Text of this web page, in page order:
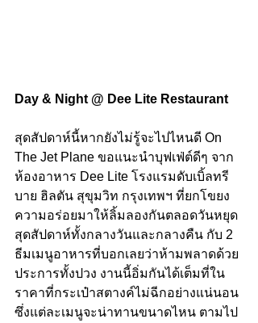
Day & Night @ Dee Lite Restaurant
สุดสัปดาห์นี้หากยังไม่รู้จะไปไหนดี On
The Jet Plane ขอแนะนำบุฟเฟ่ต์ดีๆ จาก
ห้องอาหาร Dee Lite โรงแรมดับเบิ้ลทรี
บาย ฮิลตัน สุขุมวิท กรุงเทพฯ ที่ยกโขยง
ความอร่อยมาให้ลิ้มลองกันตลอดวันหยุด
สุดสัปดาห์ทั้งกลางวันและกลางคืน กับ 2
ธีมเมนูอาหารที่บอกเลยว่าห้ามพลาดด้วย
ประการทั้งปวง งานนี้อิ่มกันได้เต็มที่ใน
ราคาที่กระเป๋าสตางค์ไม่ฉีกอย่างแน่นอน
ซึ่งแต่ละเมนูจะน่าทานขนาดไหน ตามไป